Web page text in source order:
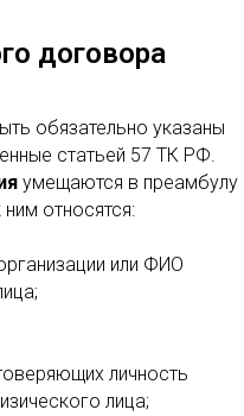
договора
обязательно указаны
статьей 57 ТК РФ.
умещаются в преамбулу
относятся:
или ФИО
личность
лица;